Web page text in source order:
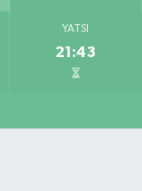
YATSI
21:43